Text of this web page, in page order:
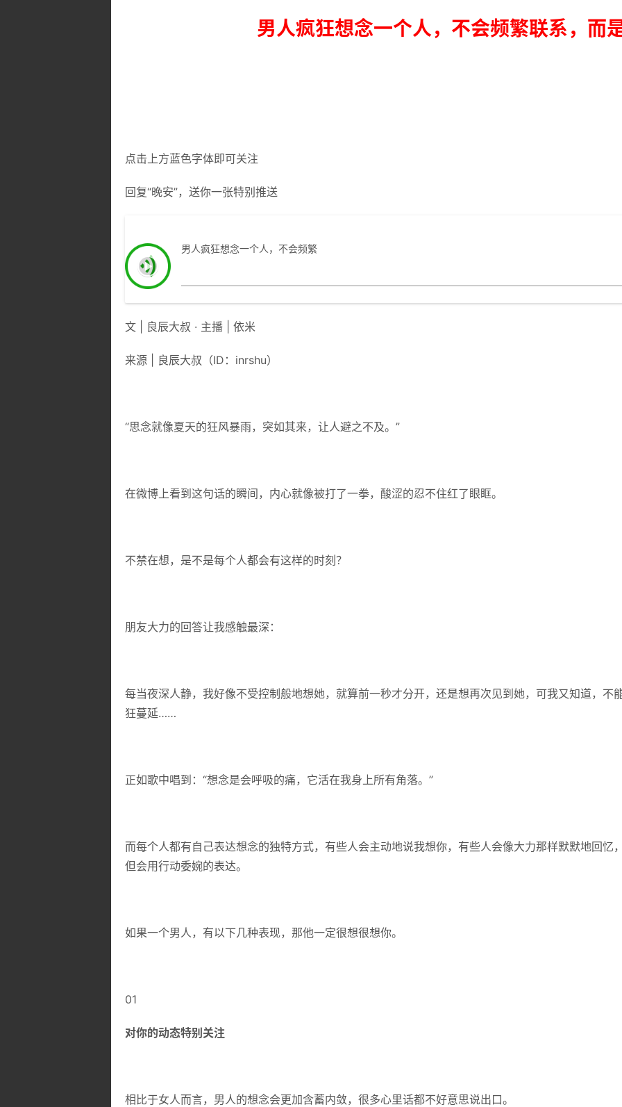
男人疯狂想念一个人，不会频繁联系，而
点击上方蓝色字体即可关注
回复“晚安”，送你一张特别推送
男人疯狂想念一个人，不会频繁
文 | 良辰大叔 · 主播 | 依米
来源 | 良辰大叔 （ID： inrshu）
“思念就像夏天的狂风暴雨，突如其来，让人避之不及。”
在微博上看到这句话的瞬间，内心就像被打了一拳，酸涩的忍不住红了眼眶。
不禁在想，是不是每个人都会有这样的时刻？
朋友大力的回答让我感触最深：
每当夜深人静，我好像不受控制般地想她，就算前一秒才分开，还是想再次见到她，可我又知道，不
狂蔓延……
正如歌中唱到：“想念是会呼吸的痛，它活在我身上所有角落。”
而每个人都有自己表达想念的独特方式，有些人会主动地说我想你，有些人会像大力那样默默地回忆
但会用行动委婉的表达。
如果一个男人，有以下几种表现，那他一定很想很想你。
01
对你的动态特别关注
相比于女人而言，男人的想念会更加含蓄内敛，很多心里话都不好意思说出口。